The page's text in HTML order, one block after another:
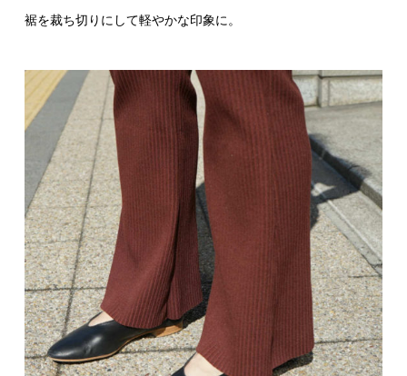
裾を裁ち切りにして軽やかな印象に。